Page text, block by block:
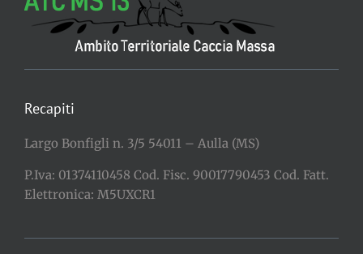
Recapiti
Largo Bonfigli n. 3/5 54011 – Aulla (MS)
P.Iva: 01374110458 Cod. Fisc. 90017790453 Cod. Fatt.
Elettronica: M5UXCR1